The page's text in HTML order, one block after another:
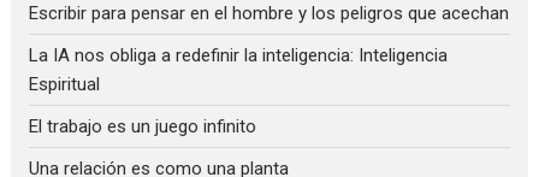
Escribir para pensar en el hombre y los peligros que acechan
La IA nos obliga a redefinir la inteligencia: Inteligencia
Espiritual
El trabajo es un juego infinito
Una relación es como una planta